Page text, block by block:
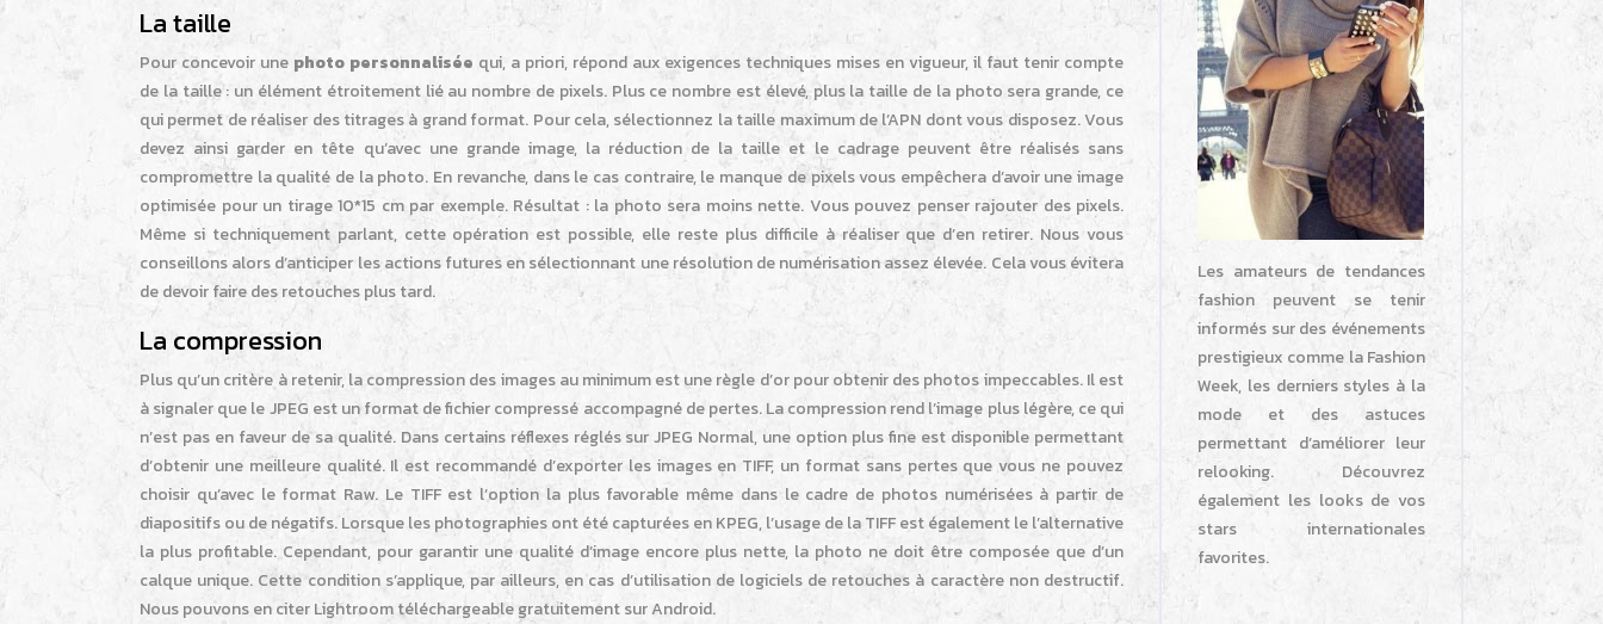
La taille
Pour concevoir une photo personnalisée qui, a priori, répond aux exigences techniques mises en vigueur, il faut tenir compte
de la taille : un élément étroitement lié au nombre de pixels. Plus ce nombre est élevé, plus la taille de la photo sera grande, ce
qui permet de réaliser des titrages à grand format. Pour cela, sélectionnez la taille maximum de l’APN dont vous disposez. Vous
devez ainsi garder en tête qu’avec une grande image, la réduction de la taille et le cadrage peuvent être réalisés sans
compromettre la qualité de la photo. En revanche, dans le cas contraire, le manque de pixels vous empêchera d’avoir une image
optimisée pour un tirage 10*15 cm par exemple. Résultat : la photo sera moins nette. Vous pouvez penser rajouter des pixels.
Même si techniquement parlant, cette opération est possible, elle reste plus difficile à réaliser que d’en retirer. Nous vous
conseillons alors d’anticiper les actions futures en sélectionnant une résolution de numérisation assez élevée. Cela vous évitera
de devoir faire des retouches plus tard.
La compression
Plus qu’un critère à retenir, la compression des images au minimum est une règle d’or pour obtenir des photos impeccables. Il est
à signaler que le JPEG est un format de fichier compressé accompagné de pertes. La compression rend l’image plus légère, ce qui
n’est pas en faveur de sa qualité. Dans certains réflexes réglés sur JPEG Normal, une option plus fine est disponible permettant
d’obtenir une meilleure qualité. Il est recommandé d’exporter les images en TIFF, un format sans pertes que vous ne pouvez
choisir qu’avec le format Raw. Le TIFF est l’option la plus favorable même dans le cadre de photos numérisées à partir de
diapositifs ou de négatifs. Lorsque les photographies ont été capturées en KPEG, l’usage de la TIFF est également le l’alternative
la plus profitable. Cependant, pour garantir une qualité d’image encore plus nette, la photo ne doit être composée que d’un
calque unique. Cette condition s’applique, par ailleurs, en cas d’utilisation de logiciels de retouches à caractère non destructif.
Nous pouvons en citer Lightroom téléchargeable gratuitement sur Android.
Les amateurs de tendances
fashion peuvent se tenir
informés sur des événements
prestigieux comme la Fashion
Week, les derniers styles à la
mode et des astuces
permettant d’améliorer leur
relooking. Découvrez
également les looks de vos
stars internationales
favorites.